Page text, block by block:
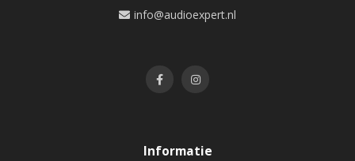
info@audioexpert.nl
Informatie